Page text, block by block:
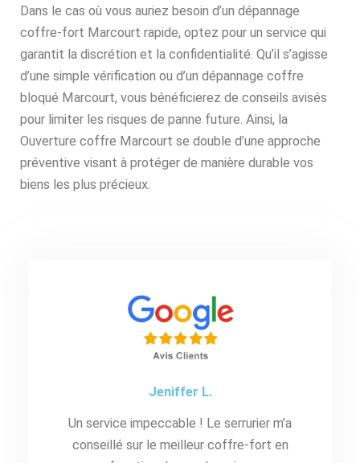
Dans le cas où vous auriez besoin d’un dépannage
coffre-fort Marcourt rapide, optez pour un service qui
garantit la discrétion et la confidentialité. Qu’il s’agisse
d’une simple vérification ou d’un dépannage coffre
bloqué Marcourt, vous bénéficierez de conseils avisés
pour limiter les risques de panne future. Ainsi, la
Ouverture coffre Marcourt se double d’une approche
préventive visant à protéger de manière durable vos
biens les plus précieux.
Jeniffer L.
Un service impeccable ! Le serrurier m’a
conseillé sur le meilleur coffre-fort en